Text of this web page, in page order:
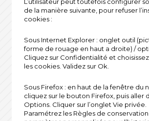
de la manière suivante, pour refuser
cookies :
Sous Internet Explorer : onglet outil
forme de rouage en haut a droite) /
Cliquez sur Confidentialité et
les cookies. Validez sur Ok.
Sous Firefox : en haut de la fenêtre du
cliquez sur le bouton Firefox, puis aller
Options. Cliquer sur l’onglet Vie privée.
Paramétrez les Règles de conservation